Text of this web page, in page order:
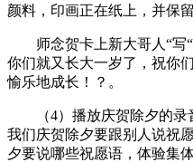
颜料，印画正在纸上，并保
师念贺卡上新大哥人“写“
你们就又长大一岁了，祝你
愉乐地成长！？。
（4）播放庆贺除夕的录
我们庆贺除夕要跟别人说祝
夕要说哪些祝愿语，体验集